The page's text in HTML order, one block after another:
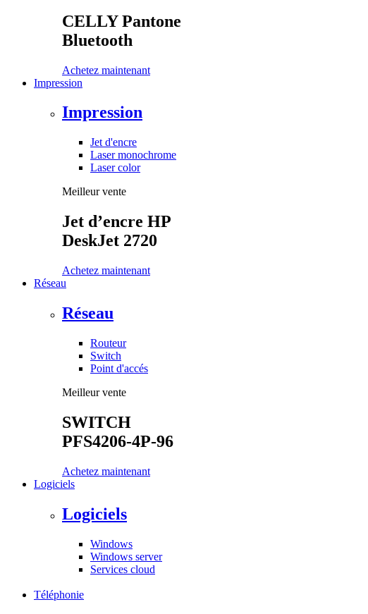
CELLY Pantone
Bluetooth
Achetez maintenant
Impression
Impression
Jet d'encre
Laser monochrome
Laser color
Meilleur vente
Jet d’encre HP
DeskJet 2720
Achetez maintenant
Réseau
Réseau
Routeur
Switch
Point d'accés
Meilleur vente
SWITCH
PFS4206-4P-96
Achetez maintenant
Logiciels
Logiciels
Windows
Windows server
Services cloud
Téléphonie